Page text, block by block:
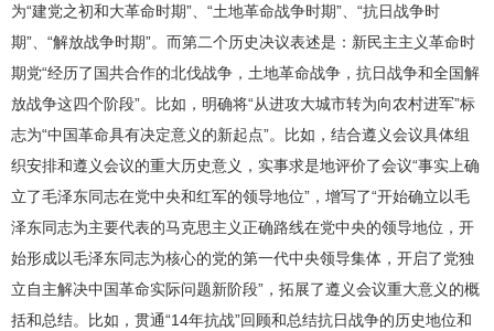
为“建党之初和大革命时期”、“土地革命战争时期”、“抗日战争时
期”、“解放战争时期”。而第二个历史决议表述是：新民主主义革命时
期党“经历了国共合作的北伐战争，土地革命战争，抗日战争和全国解
放战争这四个阶段”。比如，明确将“从进攻大城市转为向农村进军”标
志为“中国革命具有决定意义的新起点”。比如，结合遵义会议具体组
织安排和遵义会议的重大历史意义，实事求是地评价了会议“事实上确
立了毛泽东同志在党中央和红军的领导地位”，增写了“开始确立以毛
泽东同志为主要代表的马克思主义正确路线在党中央的领导地位，开
始形成以毛泽东同志为核心的党的第一代中央领导集体，开启了党独
立自主解决中国革命实际问题新阶段”，拓展了遵义会议重大意义的概
括和总结。比如，贯通“14年抗战”回顾和总结抗日战争的历史地位和